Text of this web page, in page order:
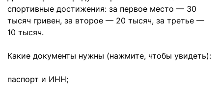
спортивные достижения: за первое место — 30
тысяч гривен, за второе — 20 тысяч, за третье —
10 тысяч.
Какие документы нужны (нажмите, чтобы увидеть):
паспорт и ИНН;